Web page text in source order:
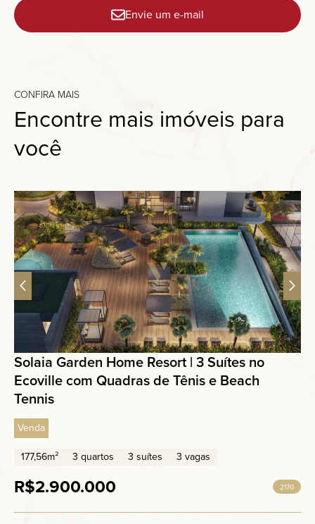
Envie um e-mail
CONFIRA MAIS
Encontre mais imóveis para
você
Solaia Garden Home Resort | 3 Suítes no
Ecoville com Quadras de Tênis e Beach
Tennis
Venda
177,56m²
3 quartos 3 suítes 3 vagas
R$2.900.000 2170